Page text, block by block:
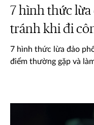
7 hình thức
tránh khi đi
7 hình thức lừa đảo
điểm thường gặp và